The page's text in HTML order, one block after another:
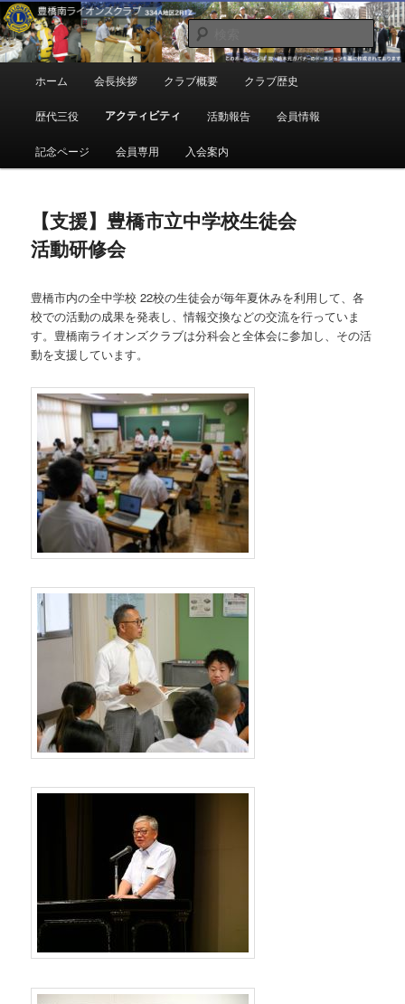
メ
イ
ン
コ
豊橋南ライオンズクラブ
地域奉仕ボランティア
検
索
ュ
ホーム 会長挨拶 クラブ概要 クラブ歴史
歴代三役 アクティビティ 活動報告 会員情報
記念ページ 会員専用 入会案内
【支援】豊橋市立中学校生徒会
活動研修会
豊橋市内の全中学校 22校の生徒会が毎年夏休みを利用して、各
校での活動の成果を発表し、情報交換などの交流を行っていま
す。豊橋南ライオンズクラブは分科会と全体会に参加し、その活
動を支援しています。